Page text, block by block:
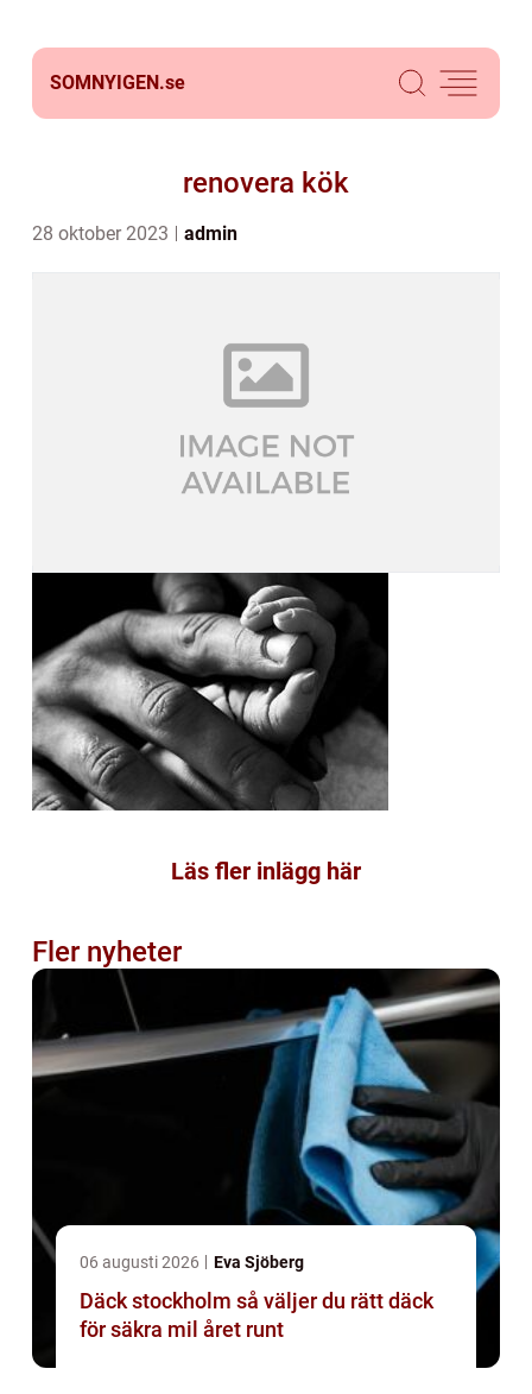
SOMNYIGEN.se
renovera kök
28 oktober 2023 admin
Läs fler inlägg här
Fler nyheter
06 augusti 2026 Eva Sjöberg
Däck stockholm så väljer du rätt däck
för säkra mil året runt